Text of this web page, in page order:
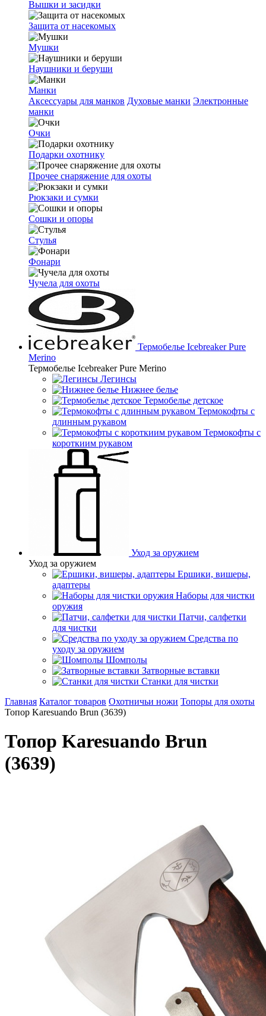
Вышки и засидки
Защита от насекомых
Мушки
Наушники и беруши
Манки
Аксессуары для манков Духовые манки Электронные
манки
Очки
Подарки охотнику
Прочее снаряжение для охоты
Рюкзаки и сумки
Сошки и опоры
Стулья
Фонари
Чучела для охоты
Термобелье Icebreaker Pure
Merino
Термобелье Icebreaker Pure Merino
Легинсы
Нижнее белье
Термобелье детское
Термокофты с
длинным рукавом
Термокофты с
короткиим рукавом
Уход за оружием
Уход за оружием
Ершики, вишеры,
адаптеры
Наборы для чистки
оружия
Патчи, салфетки
для чистки
Средства по
уходу за оружием
Шомполы
Затворные вставки
Станки для чистки
Главная Каталог товаров Охотничьи ножи Топоры для охоты
Топор Karesuando Brun (3639)
Топор Karesuando Brun
(3639)